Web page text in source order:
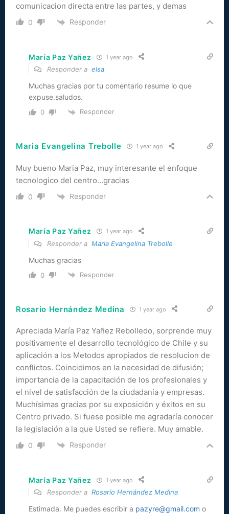
comunicacion directa entre las partes, y demas
0 Responder
María Paz Yañez 1 year ago
Responder a elsa
Muchas gracias por tu comentario resume lo que
expuse.saludos.
0 Responder
Maria Evangelina Trebolle 1 year ago
Muy bueno Maria Paz, muy interesante el enfoque
tecnologico del centro…gracias
0 Responder
María Paz Yañez 1 year ago
Responder a Maria Evangelina Trebolle
Muchas gracias
0 Responder
Rosario Hernández Medina 1 year ago
Apreciada María Paz Yañez Rebolledo, sorprende muy
positivamente el desarrollo tecnológico de Chile y su
aplicación a los Metodos apropiados de resolucion de
conflictos. Coincidimos en la necesidad de difusión;
importancia de la capacitación de los profesionales y
el nivel de satisfacción de la ciudadanía y empresas.
Muchísimas gracias por su exposición y éxitos en su
Centro privado. Si fuese posible me agradaría conocer
la legislación a la que Usted se refiere. Muy amable.
0 Responder
María Paz Yañez 1 year ago
Responder a Rosario Hernández Medina
Estimada. Me puedes escribir a pazyre@gmail.com o